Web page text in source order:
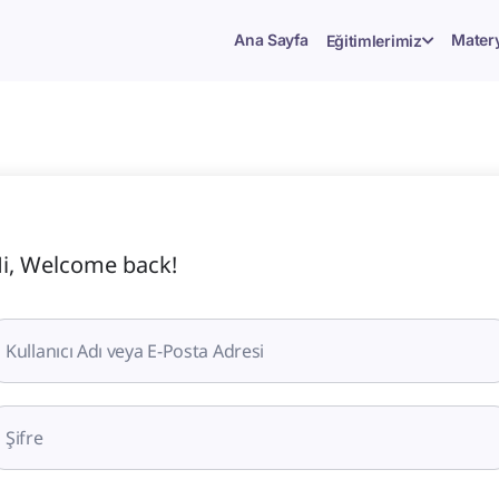
Ana Sayfa Eğitimlerimiz
Welcome back!